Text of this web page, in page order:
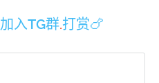
加入TG群.打赏🍗